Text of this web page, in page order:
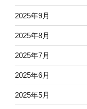
2025年9月
2025年8月
2025年7月
2025年6月
2025年5月